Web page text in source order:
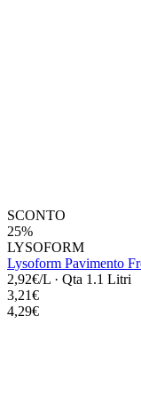
SCONTO
25%
LYSOFORM
Lysoform Pavimento
2,92€/L · Qta 1.1 Litri
3,21€
4,29€